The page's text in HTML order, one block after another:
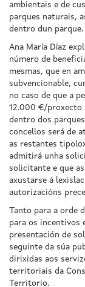
ambientais e de
parques naturais,
dentro dun parque.
Ana María Díaz
número de
mesmas, que en
subvencionable,
no caso de que a
12.000 €/proxecto
dentro dos
concellos será de
as restantes
admitirá unha
solicitante e que
axustarse á
autorizacións
Tanto para a orde
para os incentivos
presentación de
seguinte da súa
dirixidas aos
territoriais da
Territorio.